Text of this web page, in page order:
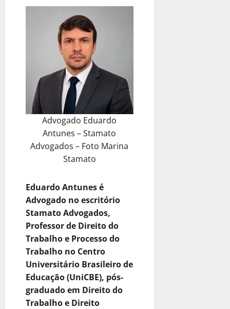
Advogado Eduardo
Antunes – Stamato
Advogados – Foto Marina
Stamato
Eduardo Antunes é
Advogado no escritório
Stamato Advogados,
Professor de Direito do
Trabalho e Processo do
Trabalho no Centro
Universitário Brasileiro de
Educação (UniCBE), pós-
graduado em Direito do
Trabalho e Direito